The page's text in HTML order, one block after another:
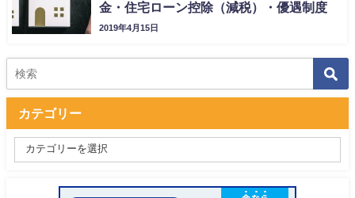
金・住宅ローン控除（減税）・優遇制度
2019年4月15日
カテゴリー